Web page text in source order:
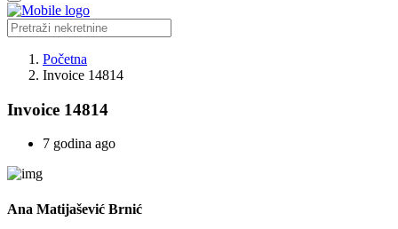
Početna
Invoice 14814
Invoice 14814
7 godina ago
Ana Matijašević Brnić